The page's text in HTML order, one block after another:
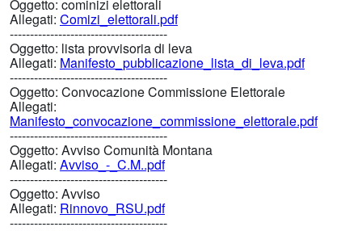
Oggetto: cominizi elettorali
Allegati: Comizi_elettorali.pdf
---------------------------------------
Oggetto: lista provvisoria di leva
Allegati: Manifesto_pubblicazione_lista_di_leva.pdf
---------------------------------------
Oggetto: Convocazione Commissione Elettorale
Allegati:
Manifesto_convocazione_commissione_elettorale.pdf
---------------------------------------
Oggetto: Avviso Comunità Montana
Allegati: Avviso_-_C.M..pdf
---------------------------------------
Oggetto: Avviso
Allegati: Rinnovo_RSU.pdf
---------------------------------------